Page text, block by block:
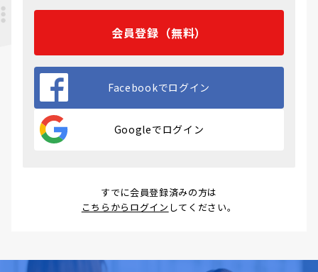
会員登録（無料）
Facebookでログイン
Googleでログイン
すでに会員登録済みの方は
こちらからログイン してください。